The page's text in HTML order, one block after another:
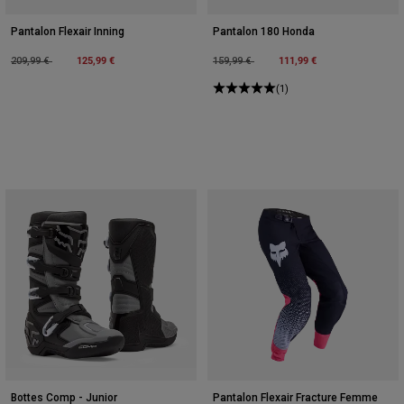
Pantalon Flexair Inning
Price reduced from
209,99 €to 125,99 €
Pantalon 180 Honda
Price reduced from
159,99 €to 111,99 €
(1)
Bottes Comp - Junior Pantalon Flexair Fracture Femme